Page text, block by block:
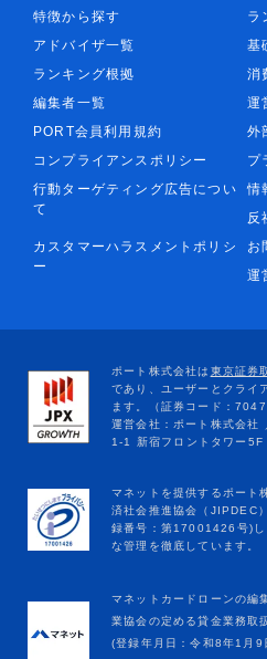
特徴から探す
ラ
アドバイザ一覧
基
ランキング根拠
消
編集者一覧
運
PORT会員利用規約
外
コンプライアンスポリシー
プ
行動ターゲティング広告につい
て
情
反
カスタマーハラスメントポリシ
ー
お
運
マネットカードローンの編
業協会の定める貸金業務取
(登録年月日：令和8年1月